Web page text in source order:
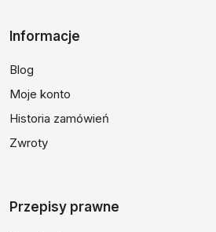
Informacje
Blog
Moje konto
Historia zamówień
Zwroty
Przepisy prawne